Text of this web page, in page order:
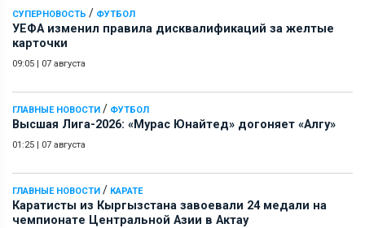
СУПЕРНОВОСТЬ / ФУТБОЛ
УЕФА изменил правила дисквалификаций за желтые
карточки
09:05 | 07 августа
ГЛАВНЫЕ НОВОСТИ / ФУТБОЛ
Высшая Лига-2026: «Мурас Юнайтед» догоняет «Алгу»
01:25 | 07 августа
ГЛАВНЫЕ НОВОСТИ / КАРАТЕ
Каратисты из Кыргызстана завоевали 24 медали на
чемпионате Центральной Азии в Актау